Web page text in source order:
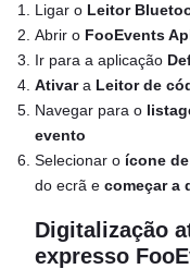
Ligar o Leitor
Abrir o FooEvents
Ir para a aplicação
Ativara Leitor de
Navegar para o
evento
Selecionar o ícone
do ecrã e começar a
Digitalização
expresso